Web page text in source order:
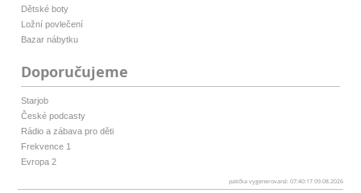
Dětské boty
Ložní povlečení
Bazar nábytku
Doporučujeme
Starjob
České podcasty
Rádio a zábava pro děti
Frekvence 1
Evropa 2
patička vygenerovaná: 07:40:17 09.08.2026